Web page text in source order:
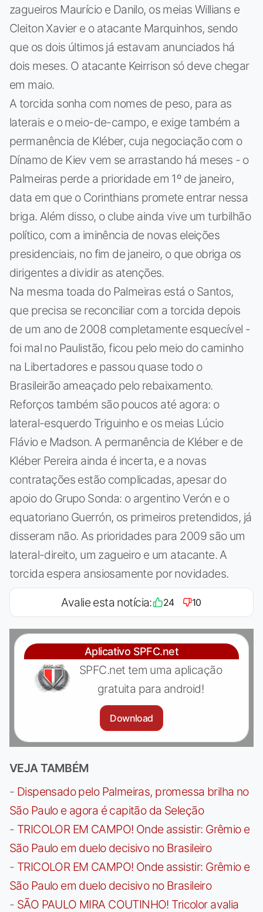
zagueiros Maurício e Danilo, os meias Willians e
Cleiton Xavier e o atacante Marquinhos, sendo
que os dois últimos já estavam anunciados há
dois meses. O atacante Keirrison só deve chegar
em maio.
A torcida sonha com nomes de peso, para as
laterais e o meio-de-campo, e exige também a
permanência de Kléber, cuja negociação com o
Dínamo de Kiev vem se arrastando há meses - o
Palmeiras perde a prioridade em 1º de janeiro,
data em que o Corinthians promete entrar nessa
briga. Além disso, o clube ainda vive um turbilhão
político, com a iminência de novas eleições
presidenciais, no fim de janeiro, o que obriga os
dirigentes a dividir as atenções.
Na mesma toada do Palmeiras está o Santos,
que precisa se reconciliar com a torcida depois
de um ano de 2008 completamente esquecível -
foi mal no Paulistão, ficou pelo meio do caminho
na Libertadores e passou quase todo o
Brasileirão ameaçado pelo rebaixamento.
Reforços também são poucos até agora: o
lateral-esquerdo Triguinho e os meias Lúcio
Flávio e Madson. A permanência de Kléber e de
Kléber Pereira ainda é incerta, e a novas
contratações estão complicadas, apesar do
apoio do Grupo Sonda: o argentino Verón e o
equatoriano Guerrón, os primeiros pretendidos, já
disseram não. As prioridades para 2009 são um
lateral-direito, um zagueiro e um atacante. A
torcida espera ansiosamente por novidades.
Avalie esta notícia: 24 10
Aplicativo SPFC.net
SPFC.net tem uma aplicação
gratuita para android!
Download
VEJA TAMBÉM
- Dispensado pelo Palmeiras, promessa brilha no
São Paulo e agora é capitão da Seleção
- TRICOLOR EM CAMPO! Onde assistir: Grêmio e
São Paulo em duelo decisivo no Brasileiro
- TRICOLOR EM CAMPO! Onde assistir: Grêmio e
São Paulo em duelo decisivo no Brasileiro
- SÃO PAULO MIRA COUTINHO! Tricolor avalia